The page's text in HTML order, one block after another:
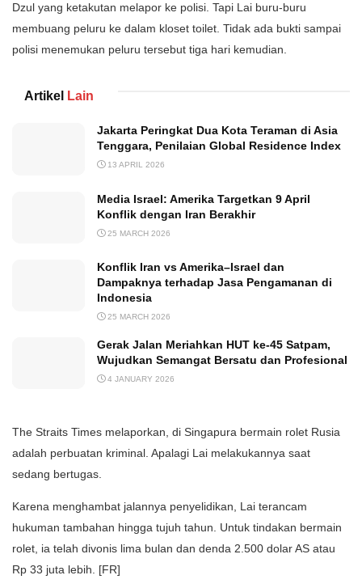
Dzul yang ketakutan melapor ke polisi. Tapi Lai buru-buru
membuang peluru ke dalam kloset toilet. Tidak ada bukti sampai
polisi menemukan peluru tersebut tiga hari kemudian.
Artikel Lain
Jakarta Peringkat Dua Kota Teraman di Asia
Tenggara, Penilaian Global Residence Index
13 APRIL 2026
Media Israel: Amerika Targetkan 9 April
Konflik dengan Iran Berakhir
25 MARCH 2026
Konflik Iran vs Amerika–Israel dan
Dampaknya terhadap Jasa Pengamanan di
Indonesia
25 MARCH 2026
Gerak Jalan Meriahkan HUT ke-45 Satpam,
Wujudkan Semangat Bersatu dan Profesional
4 JANUARY 2026
The Straits Times melaporkan, di Singapura bermain rolet Rusia
adalah perbuatan kriminal. Apalagi Lai melakukannya saat
sedang bertugas.
Karena menghambat jalannya penyelidikan, Lai terancam
hukuman tambahan hingga tujuh tahun. Untuk tindakan bermain
rolet, ia telah divonis lima bulan dan denda 2.500 dolar AS atau
Rp 33 juta lebih. [FR]